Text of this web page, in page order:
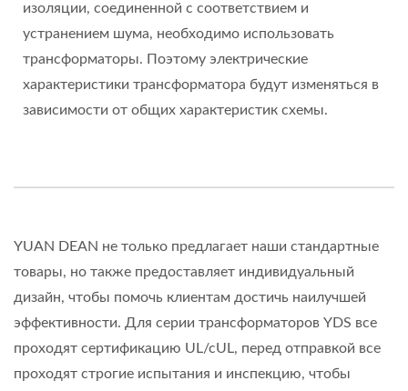
изоляции, соединенной с соответствием и
устранением шума, необходимо использовать
трансформаторы. Поэтому электрические
характеристики трансформатора будут изменяться в
зависимости от общих характеристик схемы.
YUAN DEAN не только предлагает наши стандартные
товары, но также предоставляет индивидуальный
дизайн, чтобы помочь клиентам достичь наилучшей
эффективности. Для серии трансформаторов YDS все
проходят сертификацию UL/cUL, перед отправкой все
проходят строгие испытания и инспекцию, чтобы